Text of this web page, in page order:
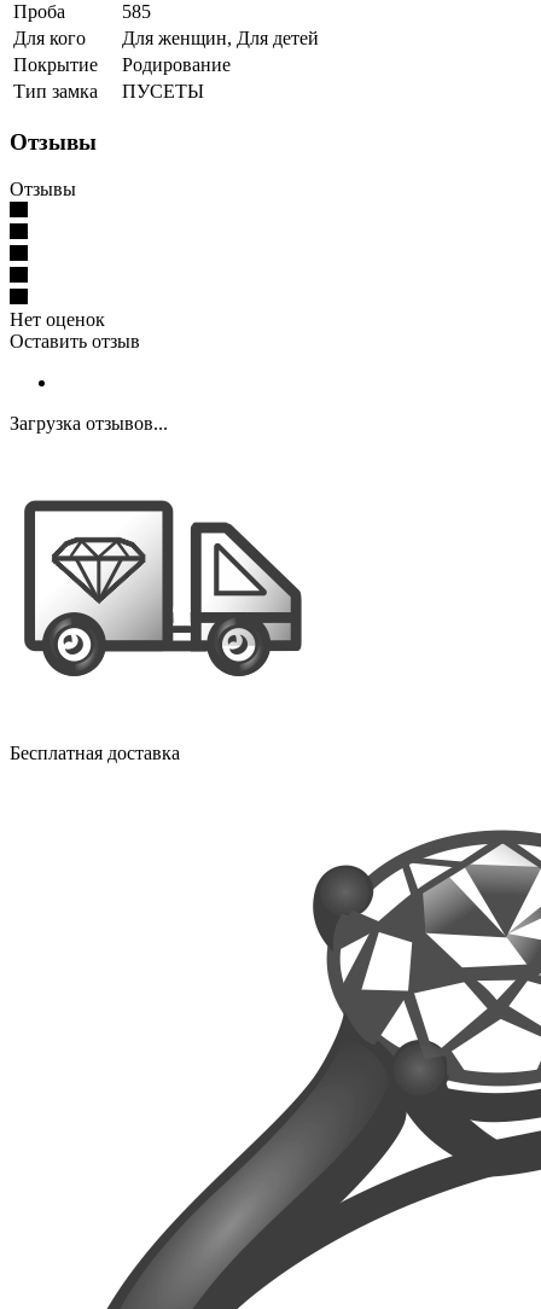
Проба
585
Для кого
Для женщин, Для детей
Покрытие
Родирование
Тип замка
ПУСЕТЫ
Отзывы
Отзывы
Нет оценок
Оставить отзыв
Загрузка отзывов...
Бесплатная доставка